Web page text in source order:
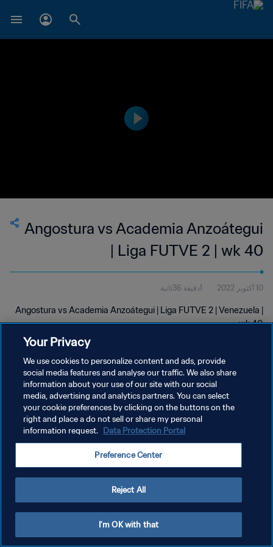
Angostura vs Academia Anzoátegui
| Liga FUTVE 2 | wk 40
10 أكتوبر 2022 1دقيقة 36ثانية
Angostura vs Academia Anzoátegui | Liga FUTVE 2 | Venezuela |
wk 40
سياسة الخصوصية
إدارة تفضيلات ملفات تعريف الارتباط
Your Privacy
We use cookies to personalize content and ads, provide
social media features and analyse our traffic. We also share
information about your use of our site with our social
media, advertising and analytics partners. You can select
your cookie preferences by clicking on the buttons on the
right and place a do not sell or share my personal
information request. Data Protection Portal
Preference Center
Reject All
I'm OK with that